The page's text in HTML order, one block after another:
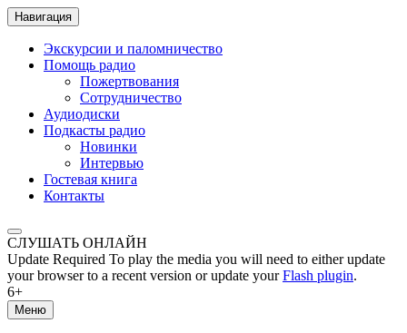
Навигация
Экскурсии и паломничество
Помощь радио
Пожертвования
Сотрудничество
Аудиодиски
Подкасты радио
Новинки
Интервью
Гостевая книга
Контакты
СЛУШАТЬ ОНЛАЙН
Update Required To play the media you will need to either update
your browser to a recent version or update yourFlash plugin.
6+
Меню